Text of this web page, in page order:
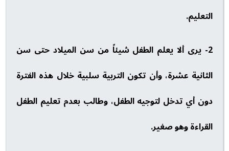
التعليم.
2- يرى ألا يعلم الطفل شيئاً من سن الميلاد حتى سن
الثانية عشرة، وأن تكون التربية سلبية خلال هذه الفترة
دون أي تدخل لتوجيه الطفل، وطالب بعدم تعليم الطفل
القراءة وهو صغير.